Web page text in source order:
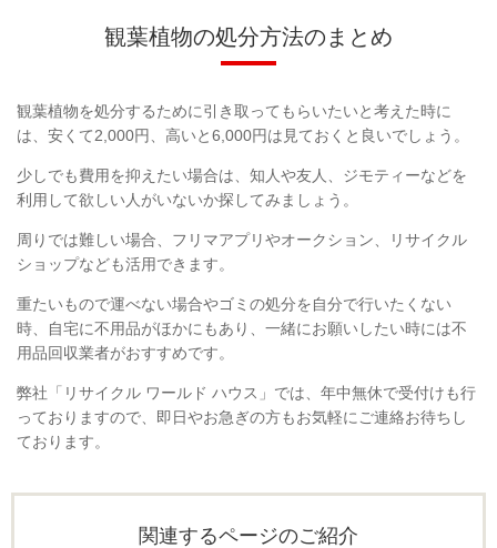
観葉植物の処分方法のまとめ
観葉植物を処分するために引き取ってもらいたいと考えた時に
は、安くて2,000円、高いと6,000円は見ておくと良いでしょう。
少しでも費用を抑えたい場合は、知人や友人、ジモティーなどを
利用して欲しい人がいないか探してみましょう。
周りでは難しい場合、フリマアプリやオークション、リサイクル
ショップなども活用できます。
重たいもので運べない場合やゴミの処分を自分で行いたくない
時、自宅に不用品がほかにもあり、一緒にお願いしたい時には不
用品回収業者がおすすめです。
弊社「リサイクル ワールド ハウス」では、年中無休で受付けも行
っておりますので、即日やお急ぎの方もお気軽にご連絡お待ちし
ております。
関連するページのご紹介